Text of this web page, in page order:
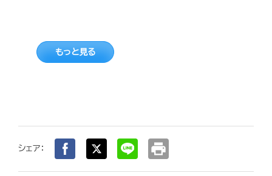
もっと見る
シェア： print